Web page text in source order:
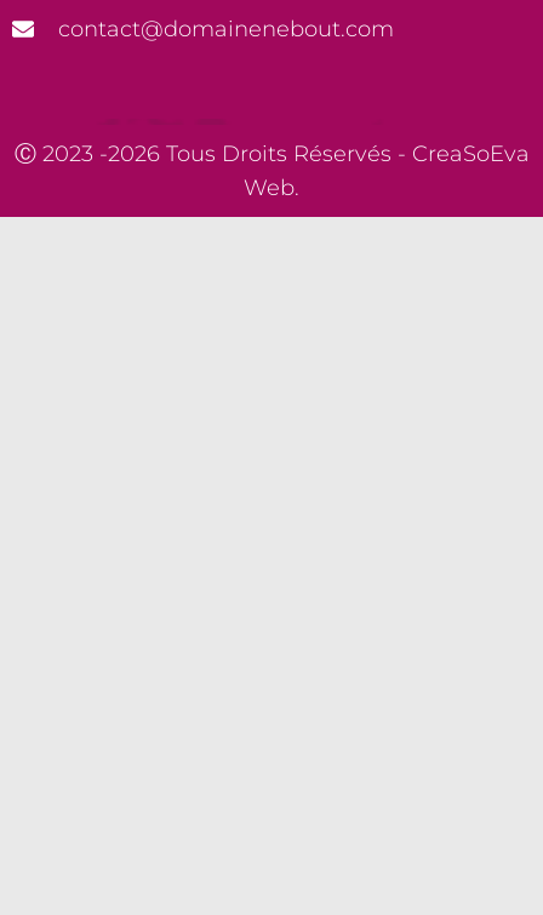
contact@domainenebout.com
Ⓒ 2023 -2026 Tous Droits Réservés - CreaSoEva
Web.